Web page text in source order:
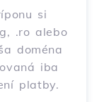
si
.ro alebo
doména
iba
platby.